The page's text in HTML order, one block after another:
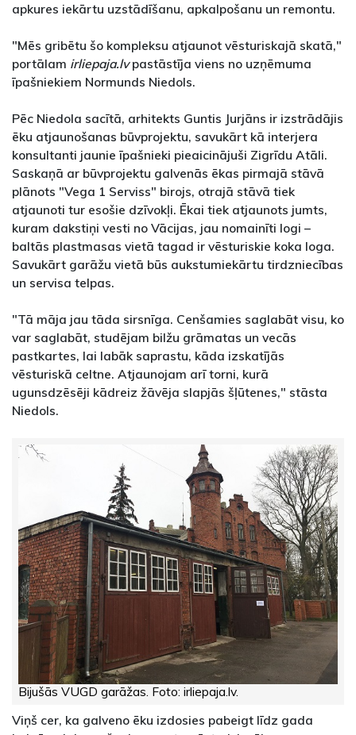
apkures iekārtu uzstādīšanu, apkalpošanu un remontu.
"Mēs gribētu šo kompleksu atjaunot vēsturiskajā skatā,"
portālam irliepaja.lvpastāstīja viens no uzņēmuma
īpašniekiem Normunds Niedols.
Pēc Niedola sacītā, arhitekts Guntis Jurjāns ir izstrādājis
ēku atjaunošanas būvprojektu, savukārt kā interjera
konsultanti jaunie īpašnieki pieaicinājuši Zigrīdu Atāli.
Saskaņā ar būvprojektu galvenās ēkas pirmajā stāvā
plānots "Vega 1 Serviss" birojs, otrajā stāvā tiek
atjaunoti tur esošie dzīvokļi. Ēkai tiek atjaunots jumts,
kuram dakstiņi vesti no Vācijas, jau nomainīti logi –
baltās plastmasas vietā tagad ir vēsturiskie koka loga.
Savukārt garāžu vietā būs aukstumiekārtu tirdzniecības
un servisa telpas.
"Tā māja jau tāda sirsnīga. Cenšamies saglabāt visu, ko
var saglabāt, studējam bilžu grāmatas un vecās
pastkartes, lai labāk saprastu, kāda izskatījās
vēsturiskā celtne. Atjaunojam arī torni, kurā
ugunsdzēsēji kādreiz žāvēja slapjās šļūtenes," stāsta
Niedols.
Bijušās VUGD garāžas. Foto: irliepaja.lv.
Viņš cer, ka galveno ēku izdosies pabeigt līdz gada